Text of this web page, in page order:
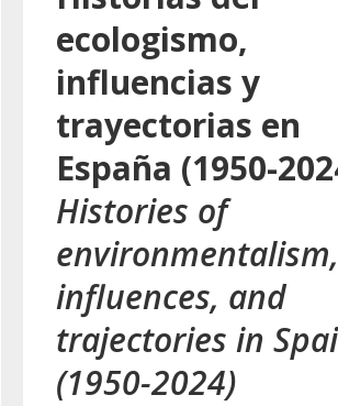
ecologismo,
influencias y
trayectorias en
España (1950-
Histories of
environmentalism,
influences, and
trajectories in
(1950-2024)